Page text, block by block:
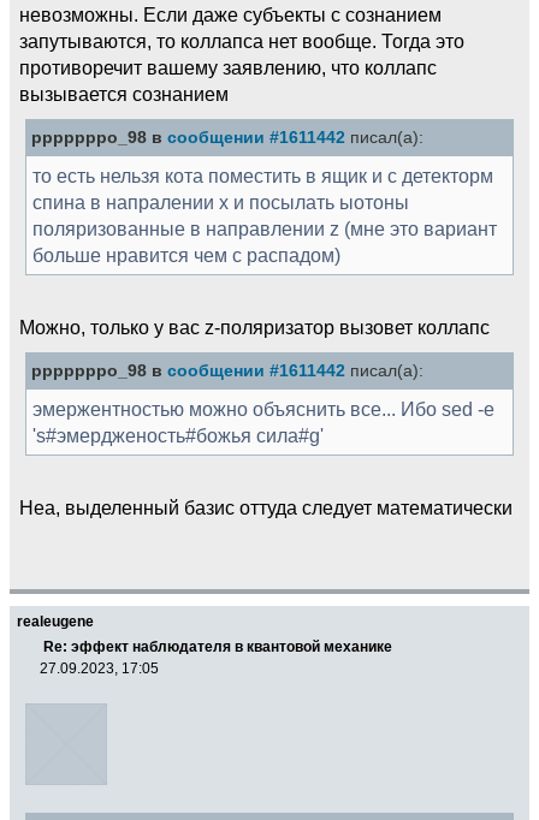
невозможны. Если даже субъекты с сознанием
запутываются, то коллапса нет вообще. Тогда это
противоречит вашему заявлению, что коллапс
вызывается сознанием
pppppppo_98 в сообщении #1611442 писал(а):
то есть нельзя кота поместить в ящик и с детекторм
спина в напралении x и посылать ыотоны
поляризованные в направлении z (мне это вариант
больше нравится чем с распадом)
Можно, только у вас z-поляризатор вызовет коллапс
pppppppo_98 в сообщении #1611442 писал(а):
эмержентностью можно объяснить все... Ибо sed -e
's#эмердженость#божья сила#g'
Неа, выделенный базис оттуда следует математически
realeugene
Re: эффект наблюдателя в квантовой механике
27.09.2023, 17:05